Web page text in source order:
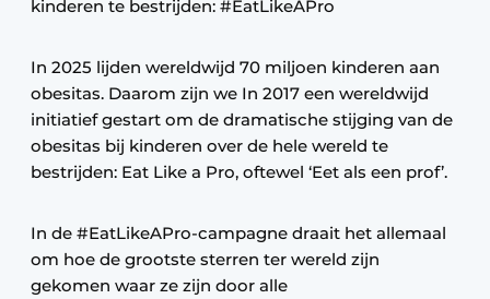
kinderen te bestrijden: #EatLikeAPro
In 2025 lijden wereldwijd 70 miljoen kinderen aan
obesitas. Daarom zijn we In 2017 een wereldwijd
initiatief gestart om de dramatische stijging van de
obesitas bij kinderen over de hele wereld te
bestrijden: Eat Like a Pro, oftewel ‘Eet als een prof’.
In de #EatLikeAPro-campagne draait het allemaal
om hoe de grootste sterren ter wereld zijn
gekomen waar ze zijn door alle